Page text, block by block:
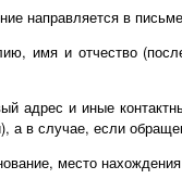
направляется в
имя и отчество
адрес и иные
а в случае, если
место